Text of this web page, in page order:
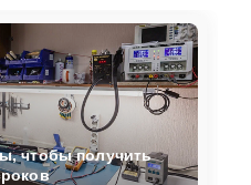
чтобы получить